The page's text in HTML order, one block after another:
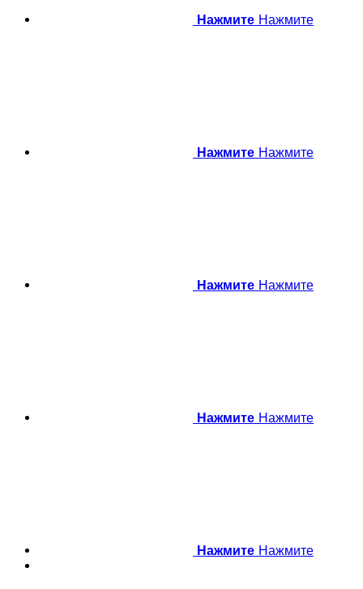
Нажмите Нажмите
Нажмите Нажмите
Нажмите Нажмите
Нажмите Нажмите
Нажмите Нажмите